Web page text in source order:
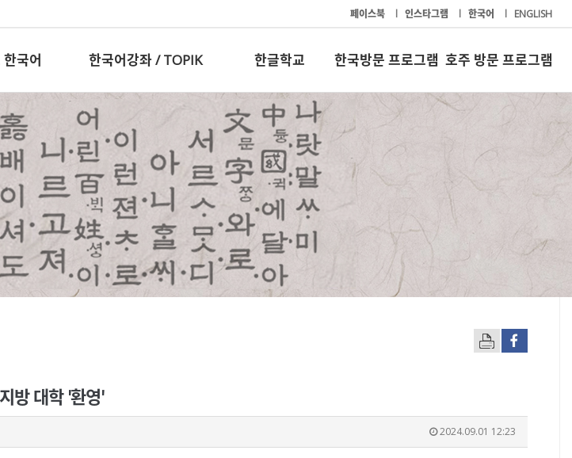
페이스북 l 인스타그램 l 한국어 l ENGLISH
국어 한국어강좌 / TOPIK 한글학교 한국방문 프로그램 호주 방문 프로그램
방 대학 '환영'
2024.09.01 12:23